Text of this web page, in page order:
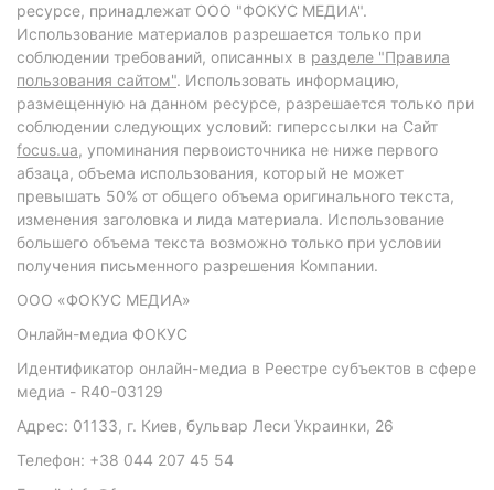
ресурсе, принадлежат ООО "ФОКУС МЕДИА".
Использование материалов разрешается только при
соблюдении требований, описанных в разделе "Правила
пользования сайтом". Использовать информацию,
размещенную на данном ресурсе, разрешается только при
соблюдении следующих условий: гиперссылки на Сайт
focus.ua, упоминания первоисточника не ниже первого
абзаца, объема использования, который не может
превышать 50% от общего объема оригинального текста,
изменения заголовка и лида материала. Использование
большего объема текста возможно только при условии
получения письменного разрешения Компании.
ООО «ФОКУС МЕДИА»
Онлайн-медиа ФОКУС
Идентификатор онлайн-медиа в Реестре субъектов в сфере
медиа - R40-03129
Адрес: 01133, г. Киев, бульвар Леси Украинки, 26
Телефон: +38 044 207 45 54